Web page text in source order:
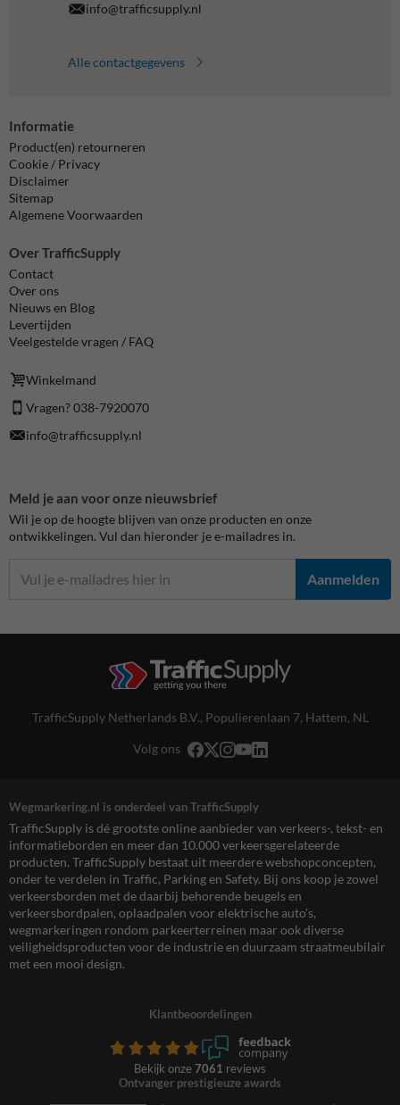
info@trafficsupply.nl
Alle contactgegevens
Informatie
Product(en) retourneren
Cookie / Privacy
Disclaimer
Sitemap
Algemene Voorwaarden
Over TrafficSupply
Contact
Over ons
Nieuws en Blog
Levertijden
Veelgestelde vragen / FAQ
Winkelmand
Vragen? 038-7920070
info@trafficsupply.nl
Meld je aan voor onze nieuwsbrief
Wil je op de hoogte blijven van onze producten en onze
ontwikkelingen. Vul dan hieronder je e-mailadres in.
Aanmelden
TrafficSupply Netherlands B.V., Populierenlaan 7, Hattem, NL
Volg ons
Wegmarkering.nl is onderdeel van TrafficSupply
TrafficSupply is dé grootste online aanbieder van verkeers-, tekst- en
informatieborden en meer dan 10.000 verkeersgerelateerde
producten. TrafficSupply bestaat uit meerdere webshopconcepten,
onder te verdelen in Traffic, Parking en Safety. Bij ons koop je zowel
verkeersborden met de daarbij behorende beugels en
verkeersbordpalen, oplaadpalen voor elektrische auto’s,
wegmarkeringen rondom parkeerterreinen maar ook diverse
veiligheidsproducten voor de industrie en duurzaam straatmeubilair
met een mooi design.
Klantbeoordelingen
Bekijk onze 7061 reviews
Ontvanger prestigieuze awards